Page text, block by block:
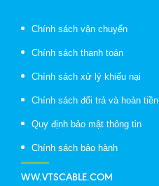
Chính sách vận chuyển
Chính sách thanh toán
Chính sách xử lý khiếu nại
Chính sách đổi trả và hoàn tiền
Quy định bảo mật thông tin
Chính sách bảo hành
WW.VTSCABLE.COM